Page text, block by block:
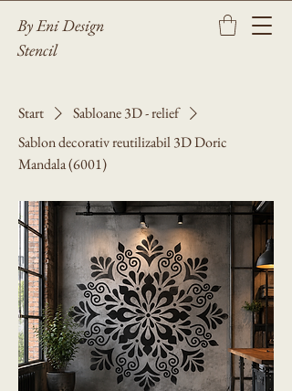
By Eni Design
Stencil
Start
Sabloane 3D - relief
Sablon decorativ reutilizabil 3D Doric
Mandala (6001)